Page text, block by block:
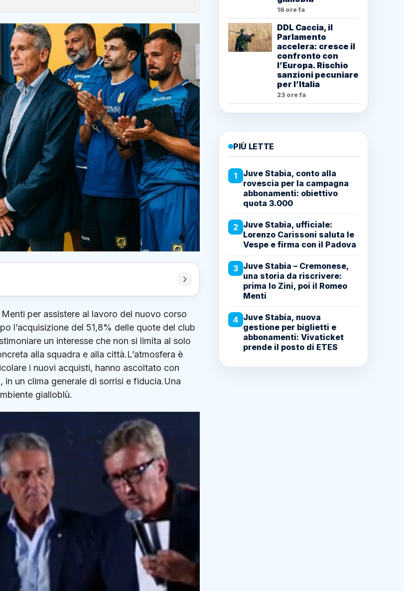
per assistere al lavoro del nuovo corso
l’acquisizione del 51,8% delle quote del club
un interesse che non si limita al solo
alla squadra e alla città.L’atmosfera è
i nuovi acquisti, hanno ascoltato con
un clima generale di sorrisi e fiducia.Una
gialloblù.
16 ore fa
DDL Caccia, il
Parlamento
accelera: cresce il
confronto con
l’Europa. Rischio
sanzioni pecuniare
per l’Italia
23 ore fa
PIÙ LETTE
1
Juve Stabia, conto alla
rovescia per la campagna
abbonamenti: obiettivo
quota 3.000
2 Juve Stabia, ufficiale:
Lorenzo Carissoni saluta le
Vespe e firma con il Padova
3 Juve Stabia – Cremonese,
una storia da riscrivere:
prima lo Zini, poi il Romeo
Menti
4 Juve Stabia, nuova
gestione per biglietti e
abbonamenti: Vivaticket
prende il posto di ETES